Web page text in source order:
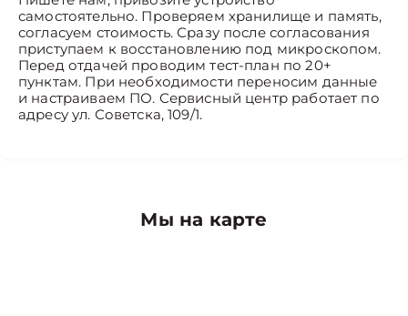
самостоятельно. Проверяем хранилище и память,
согласуем стоимость. Сразу после согласования
приступаем к восстановлению под микроскопом.
Перед отдачей проводим тест-план по 20+
пунктам. При необходимости переносим данные
и настраиваем ПО. Сервисный центр работает по
адресу ул. Советска, 109/1.
Мы на карте